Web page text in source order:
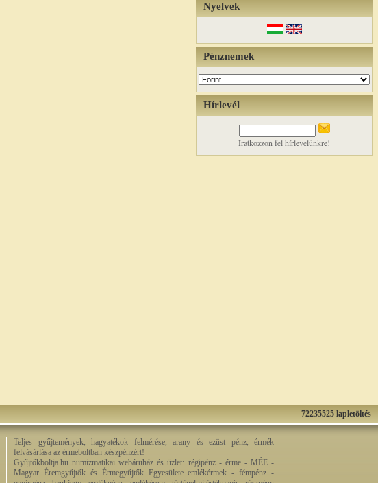
Nyelvek
Pénznemek
Hírlevél
Iratkozzon fel hírlevelünkre!
72235525 lapletöltés
Teljes gyűjtemények, hagyatékok felmérése, arany és ezüst pénz, érmék
felvásárlása az érmeboltban készpénzért!
Gyűjtőkboltja.hu numizmatikai webáruház és üzlet: régipénz - érme - MÉE -
Magyar Éremgyűjtők és Érmegyűjtők Egyesülete emlékérmek - fémpénz -